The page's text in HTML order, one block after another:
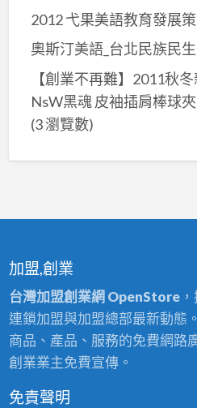
2012 弋果美語教育發展
奧斯汀美語_台北民族民
【創業不再難】2011秋
NsW黑魂 皮袖插肩棒球
(3 瀏覽數)
加盟,創業
台灣加盟創業網 OpenStore，
連鎖加盟與加盟總部最新動態
商品、產品、服務的免費網路
創業業主免費宣傳。
免責聲明